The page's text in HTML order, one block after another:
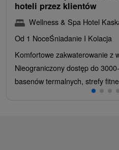
hoteli przez klientów
Wellness & Spa Hotel
Od 1 NoceŚniadanie I Kolacja
Komfortowe zakwaterowanie z
Nieograniczony dostęp do
basenów termalnych, strefy